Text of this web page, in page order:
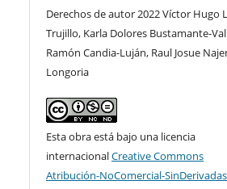
Derechos de autor 2022 Víctor Hugo
Trujillo, Karla Dolores Bustamante-
Ramón Candia-Luján, Raul Josue
Longoria
Esta obra está bajo una licencia
internacionalCreative Commons
Atribución-NoComercial-